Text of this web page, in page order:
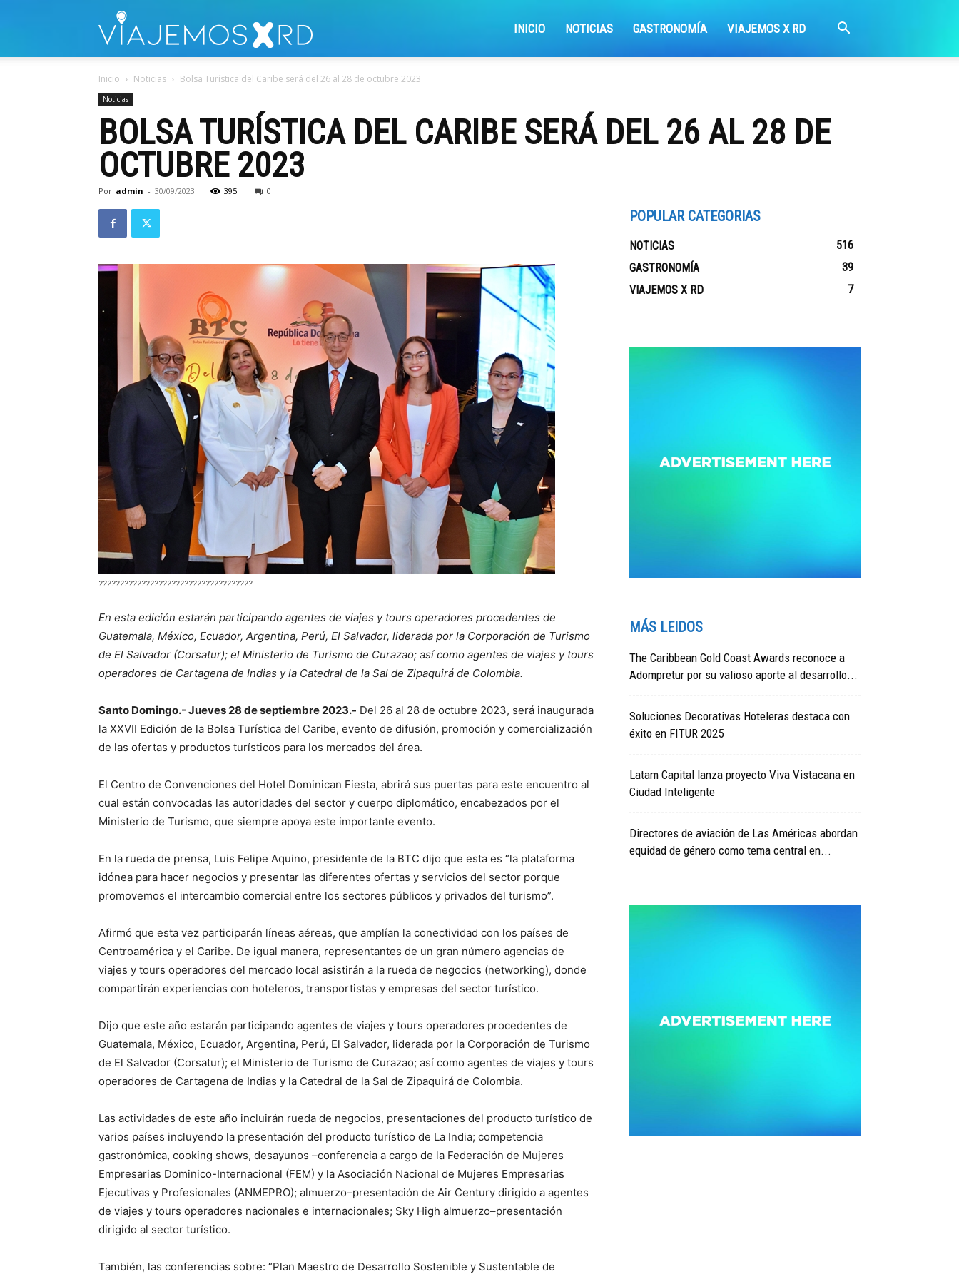
INICIO NOTICIAS GASTRONOMÍA VIAJEMOS X RD
Inicio Noticias Bolsa Turística del Caribe será del 26 al 28 de octubre 2023
Noticias
BOLSA TURÍSTICA DEL CARIBE SERÁ DEL 26 AL 28 DE
OCTUBRE 2023
Por admin - 30/09/2023 395 0
????????????????????????????????????
En esta edición estarán participando agentes de viajes y tours operadores procedentes de
Guatemala, México, Ecuador, Argentina, Perú, El Salvador, liderada por la Corporación de Turismo
de El Salvador (Corsatur); el Ministerio de Turismo de Curazao; así como agentes de viajes y tours
operadores de Cartagena de Indias y la Catedral de la Sal de Zipaquirá de Colombia.
Santo Domingo.- Jueves 28 de septiembre 2023.- Del 26 al 28 de octubre 2023, será inaugurada
la XXVII Edición de la Bolsa Turística del Caribe, evento de difusión, promoción y comercialización
de las ofertas y productos turísticos para los mercados del área.
El Centro de Convenciones del Hotel Dominican Fiesta, abrirá sus puertas para este encuentro al
cual están convocadas las autoridades del sector y cuerpo diplomático, encabezados por el
Ministerio de Turismo, que siempre apoya este importante evento.
En la rueda de prensa, Luis Felipe Aquino, presidente de la BTC dijo que esta es “la plataforma
idónea para hacer negocios y presentar las diferentes ofertas y servicios del sector porque
promovemos el intercambio comercial entre los sectores públicos y privados del turismo”.
Afirmó que esta vez participarán líneas aéreas, que amplían la conectividad con los países de
Centroamérica y el Caribe. De igual manera, representantes de un gran número agencias de
viajes y tours operadores del mercado local asistirán a la rueda de negocios (networking), donde
compartirán experiencias con hoteleros, transportistas y empresas del sector turístico.
Dijo que este año estarán participando agentes de viajes y tours operadores procedentes de
Guatemala, México, Ecuador, Argentina, Perú, El Salvador, liderada por la Corporación de Turismo
de El Salvador (Corsatur); el Ministerio de Turismo de Curazao; así como agentes de viajes y tours
operadores de Cartagena de Indias y la Catedral de la Sal de Zipaquirá de Colombia.
Las actividades de este año incluirán rueda de negocios, presentaciones del producto turístico de
varios países incluyendo la presentación del producto turístico de La India; competencia
gastronómica, cooking shows, desayunos –conferencia a cargo de la Federación de Mujeres
Empresarias Dominico-Internacional (FEM) y la Asociación Nacional de Mujeres Empresarias
Ejecutivas y Profesionales (ANMEPRO); almuerzo–presentación de Air Century dirigido a agentes
de viajes y tours operadores nacionales e internacionales; Sky High almuerzo–presentación
dirigido al sector turístico.
También, las conferencias sobre: “Plan Maestro de Desarrollo Sostenible y Sustentable de
POPULAR CATEGORIAS
NOTICIAS
516
GASTRONOMÍA
39
VIAJEMOS X RD
7
MÁS LEIDOS
The Caribbean Gold Coast Awards reconoce a
Adompretur por su valioso aporte al desarrollo...
Soluciones Decorativas Hoteleras destaca con
éxito en FITUR 2025
Latam Capital lanza proyecto Viva Vistacana en
Ciudad Inteligente
Directores de aviación de Las Américas abordan
equidad de género como tema central en...